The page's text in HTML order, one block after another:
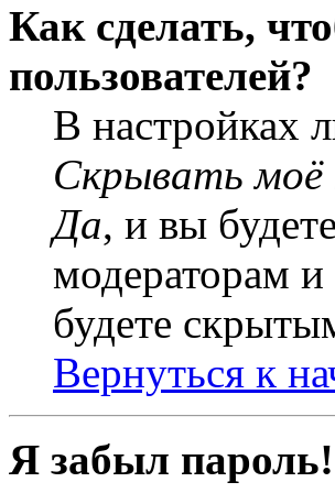
Как сделать,
пользователей?
В настройках
Скрывать моё
Да, и вы
модераторам
будете
Вернуться к
Я забыл пароль!